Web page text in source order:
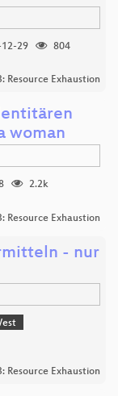
29
804
Resource Exhaustion
woman
2.2k
Resource Exhaustion
- nur
Resource Exhaustion